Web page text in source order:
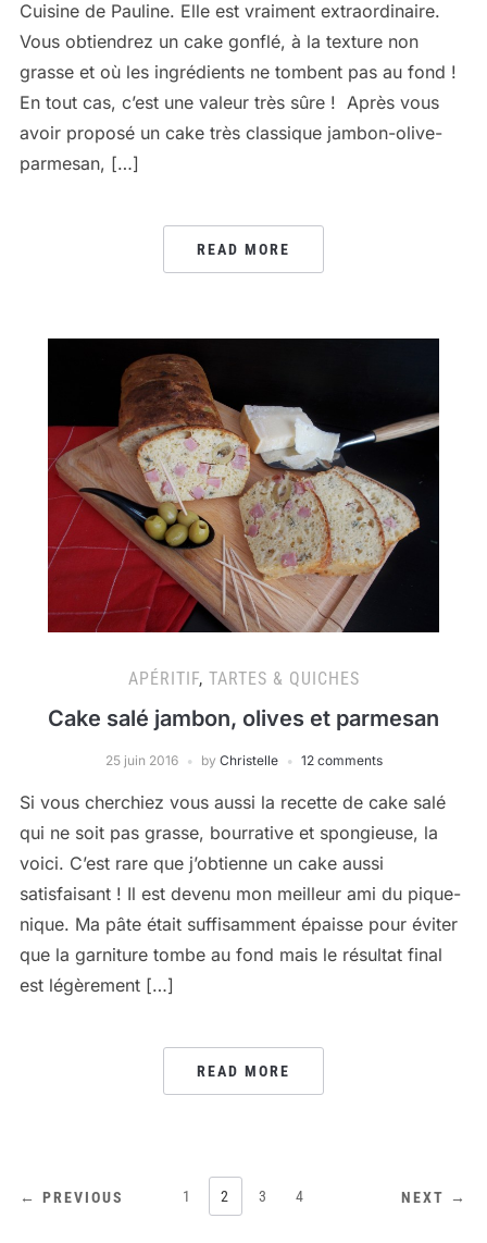
Cuisine de Pauline. Elle est vraiment extraordinaire.
Vous obtiendrez un cake gonflé, à la texture non
grasse et où les ingrédients ne tombent pas au fond !
En tout cas, c’est une valeur très sûre ! Après vous
avoir proposé un cake très classique jambon-olive-
parmesan, […]
READ MORE
APÉRITIF, TARTES & QUICHES
Cake salé jambon, olives et parmesan
25 juin 2016 by Christelle 12 comments
Si vous cherchiez vous aussi la recette de cake salé
qui ne soit pas grasse, bourrative et spongieuse, la
voici. C’est rare que j’obtienne un cake aussi
satisfaisant ! Il est devenu mon meilleur ami du pique-
nique. Ma pâte était suffisamment épaisse pour éviter
que la garniture tombe au fond mais le résultat final
est légèrement […]
READ MORE
PAGINATION
← PREVIOUS 1 2 3 4 NEXT →